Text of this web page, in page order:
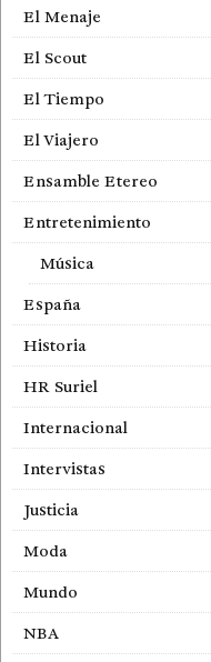
El Menaje
El Scout
El Tiempo
El Viajero
Ensamble Etereo
Entretenimiento
Música
España
Historia
HR Suriel
Internacional
Intervistas
Justicia
Moda
Mundo
NBA